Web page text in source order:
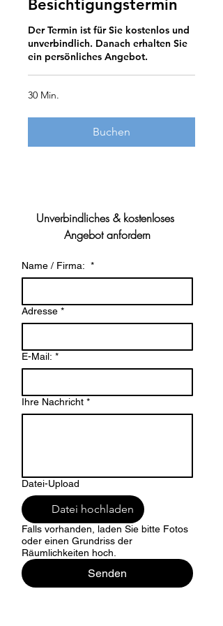
Besichtigungstermin
Der Termin ist für Sie kostenlos und
unverbindlich. Danach erhalten Sie
ein persönliches Angebot.
30 Min.
Buchen
Unverbindliches & kostenloses
Angebot anfordern
Name / Firma: *
Adresse *
E-Mail: *
Ihre Nachricht *
Datei-Upload
Datei hochladen
Falls vorhanden, laden Sie bitte Fotos
oder einen Grundriss der
Räumlichkeiten hoch.
Senden